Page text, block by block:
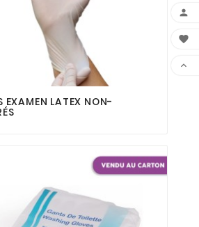
 
EXAMEN LATEX NON-


